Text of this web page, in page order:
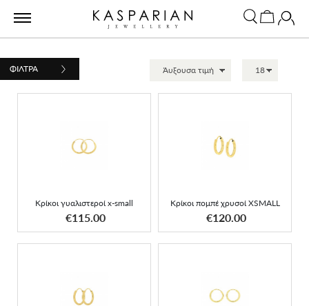
ΦΙΛΤΡΑ
Κρίκοι γυαλιστεροί x-small
€115.00
Κρίκοι γυαλιστεροί x-small
ΑΠΟΚΤΗΣΕ ΤΟ
Κρίκοι πομπέ χρυσοί XSMALL
€120.00
Κρίκοι πομπέ χρυσοί
XSMALL
ΑΠΟΚΤΗΣΕ ΤΟ
Κρίκοι γυαλιστεροί small
Κρίκοι πομπέ χρυσοί
SMALL